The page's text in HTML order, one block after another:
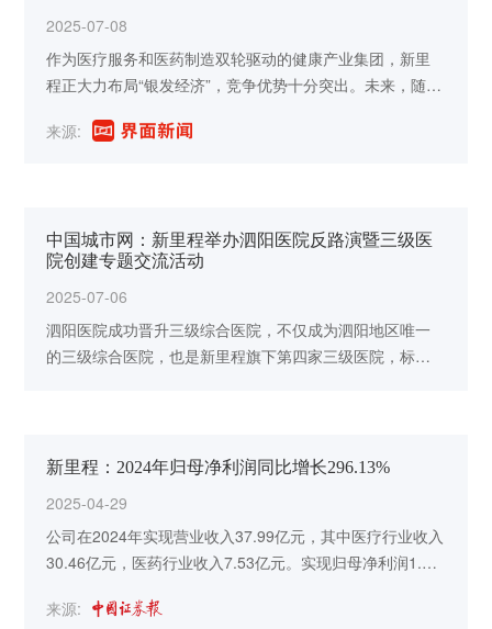
2025-07-08
作为医疗服务和医药制造双轮驱动的健康产业集团，新里
程正大力布局“银发经济”，竞争优势十分突出。未来，随着
稳健，区域医疗中心地位更加巩固，同时控股股东良性医
来源:
中国城市网：新里程举办泗阳医院反路演暨三级医
院创建专题交流活动
2025-07-06
泗阳医院成功晋升三级综合医院，不仅成为泗阳地区唯一
的三级综合医院，也是新里程旗下第四家三级医院，标志
新里程：2024年归母净利润同比增长296.13%
2025-04-29
公司在2024年实现营业收入37.99亿元，其中医疗行业收入
30.46亿元，医药行业收入7.53亿元。实现归母净利润1.15
比增长223.48%。截至2024年末，公司总资产66.77亿元，
来源: